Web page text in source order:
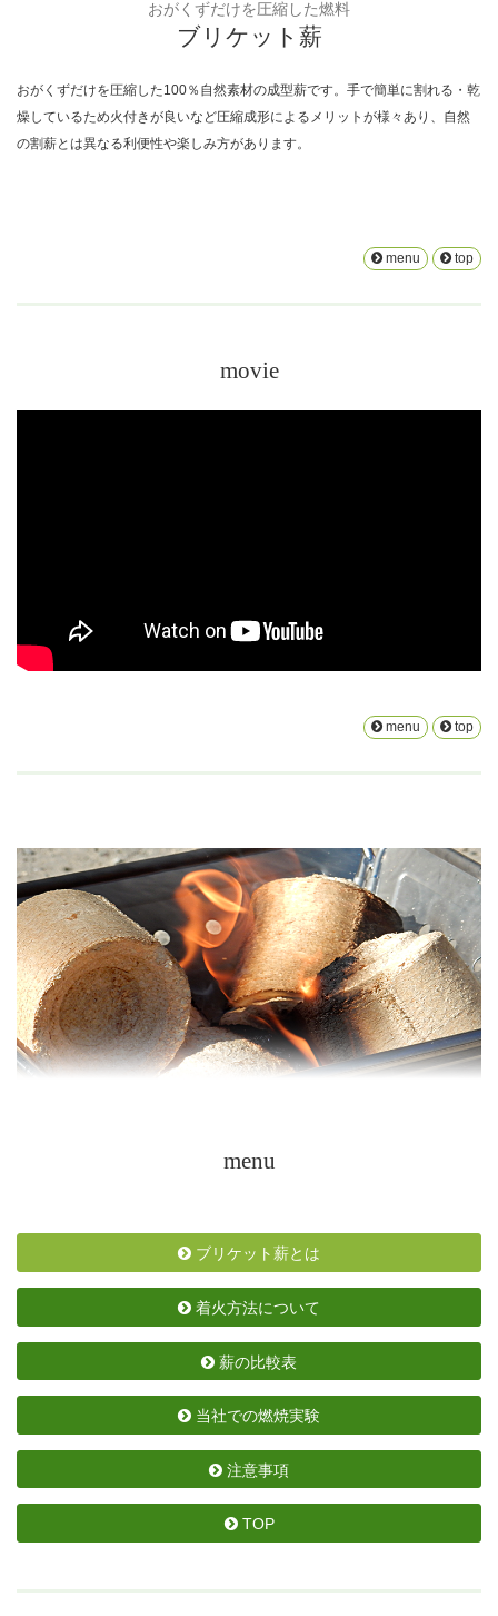
おがくずだけを圧縮した燃料
ブリケット薪
おがくずだけを圧縮した100％自然素材の成型薪です。手で簡単に割れる・乾
燥しているため火付きが良いなど圧縮成形によるメリットが様々あり、自然
の割薪とは異なる利便性や楽しみ方があります。
menu top
movie
menu top
menu
ブリケット薪とは
着火方法について
薪の比較表
当社での燃焼実験
注意事項
TOP